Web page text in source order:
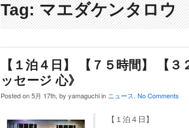
Tag: マエダケンタロウ
【１泊４日】 【７５時間】 【
ッセージ 心》
Posted on 5月 17th, by yamaguchi in ニュース. No Comments
【１泊４日】